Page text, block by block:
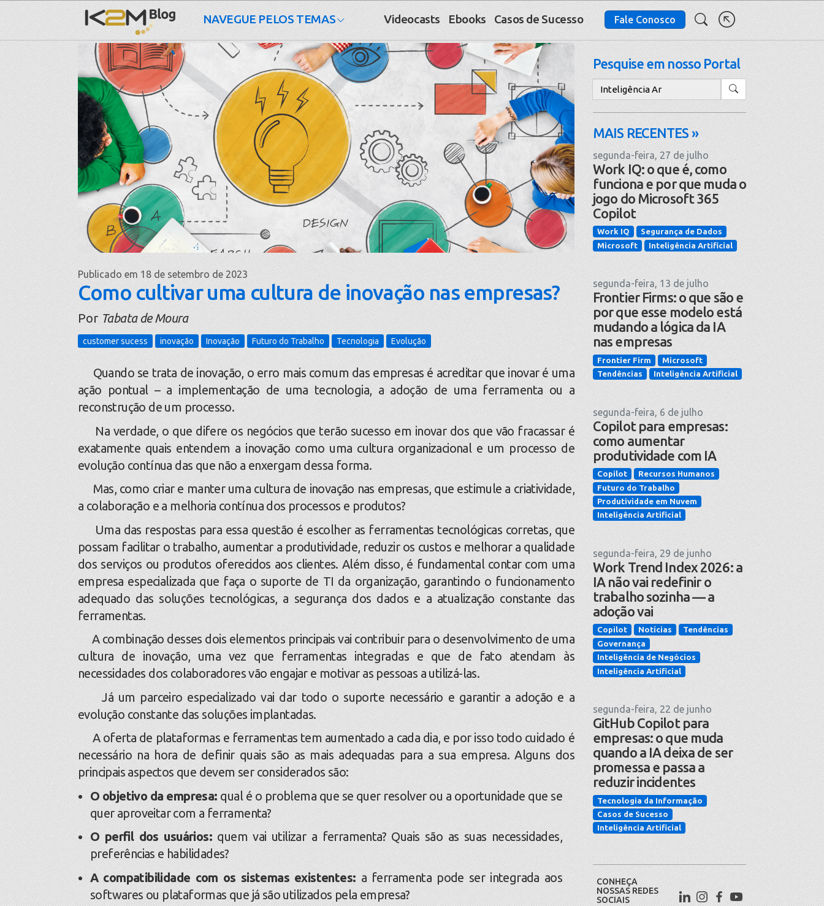
NAVEGUE PELOS TEMAS Videocasts Ebooks Casos de Sucesso Fale Conosco
Publicado em 18 de setembro de 2023
Como cultivar uma cultura de inovação nas empresas?
Por Tabata de Moura
customer sucess inovação Inovação Futuro do Trabalho Tecnologia Evolução
Quando se trata de inovação, o erro mais comum das empresas é acreditar que inovar é uma
ação pontual – a implementação de uma tecnologia, a adoção de uma ferramenta ou a
reconstrução de um processo.
Na verdade, o que difere os negócios que terão sucesso em inovar dos que vão fracassar é
exatamente quais entendem a inovação como uma cultura organizacional e um processo de
evolução contínua das que não a enxergam dessa forma.
Mas, como criar e manter uma cultura de inovação nas empresas, que estimule a criatividade,
a colaboração e a melhoria contínua dos processos e produtos?
Uma das respostas para essa questão é escolher as ferramentas tecnológicas corretas, que
possam facilitar o trabalho, aumentar a produtividade, reduzir os custos e melhorar a qualidade
dos serviços ou produtos oferecidos aos clientes. Além disso, é fundamental contar com uma
empresa especializada que faça o suporte de TI da organização, garantindo o funcionamento
adequado das soluções tecnológicas, a segurança dos dados e a atualização constante das
ferramentas.
A combinação desses dois elementos principais vai contribuir para o desenvolvimento de uma
cultura de inovação, uma vez que ferramentas integradas e que de fato atendam às
necessidades dos colaboradores vão engajar e motivar as pessoas a utilizá-las.
Já um parceiro especializado vai dar todo o suporte necessário e garantir a adoção e a
evolução constante das soluções implantadas.
A oferta de plataformas e ferramentas tem aumentado a cada dia, e por isso todo cuidado é
necessário na hora de definir quais são as mais adequadas para a sua empresa. Alguns dos
principais aspectos que devem ser considerados são:
O objetivo da empresa: qual é o problema que se quer resolver ou a oportunidade que se
quer aproveitar com a ferramenta?
O perfil dos usuários: quem vai utilizar a ferramenta? Quais são as suas necessidades,
preferências e habilidades?
A compatibilidade com os sistemas existentes: a ferramenta pode ser integrada aos
softwares ou plataformas que já são utilizados pela empresa?
Pesquise em nosso Portal
Pesquisar
MAIS RECENTES »
segunda-feira, 27 de julho
Work IQ: o que é, como
funciona e por que muda o
jogo do Microsoft 365
Copilot
Work IQ
Segurança de Dados
Microsoft
Inteligência Artificial
segunda-feira, 13 de julho
Frontier Firms: o que são e
por que esse modelo está
mudando a lógica da IA
nas empresas
Frontier Firm
Microsoft
Tendências
Inteligência Artificial
segunda-feira, 6 de julho
Copilot para empresas:
como aumentar
produtividade com IA
Copilot
Recursos Humanos
Futuro do Trabalho
Produtividade em Nuvem
Inteligência Artificial
segunda-feira, 29 de junho
Work Trend Index 2026: a
IA não vai redefinir o
trabalho sozinha — a
adoção vai
Copilot Notícias
Tendências
Governança
Inteligência de Negócios
Inteligência Artificial
segunda-feira, 22 de junho
GitHub Copilot para
empresas: o que muda
quando a IA deixa de ser
promessa e passa a
reduzir incidentes
Tecnologia da Informação
Casos de Sucesso
Inteligência Artificial
CONHEÇA
NOSSAS REDES
SOCIAIS